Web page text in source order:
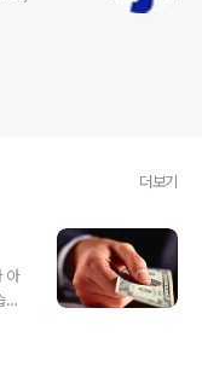
더보기
아
니